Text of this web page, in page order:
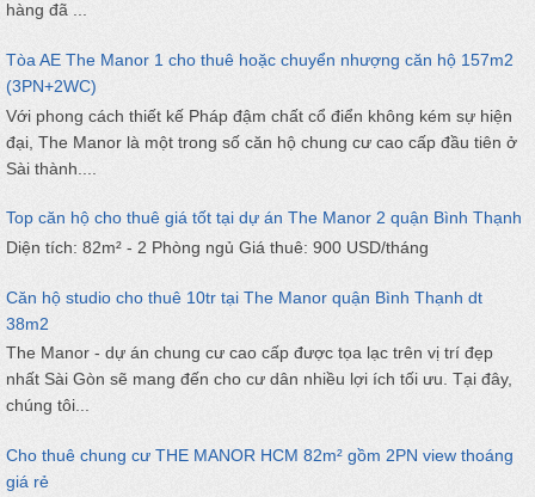
hàng đã ...
Tòa AE The Manor 1 cho thuê hoặc chuyển nhượng căn hộ 157m2
(3PN+2WC)
Với phong cách thiết kế Pháp đậm chất cổ điển không kém sự hiện
đại, The Manor là một trong số căn hộ chung cư cao cấp đầu tiên ở
Sài thành....
Top căn hộ cho thuê giá tốt tại dự án The Manor 2 quận Bình Thạnh
Diện tích: 82m² - 2 Phòng ngủ Giá thuê: 900 USD/tháng
Căn hộ studio cho thuê 10tr tại The Manor quận Bình Thạnh dt
38m2
The Manor - dự án chung cư cao cấp được tọa lạc trên vị trí đẹp
nhất Sài Gòn sẽ mang đến cho cư dân nhiều lợi ích tối ưu. Tại đây,
chúng tôi...
Cho thuê chung cư THE MANOR HCM 82m² gồm 2PN view thoáng
giá rẻ